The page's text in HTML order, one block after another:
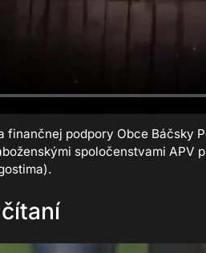
finančnej podpory Obce Báčsky
spoločenstvami